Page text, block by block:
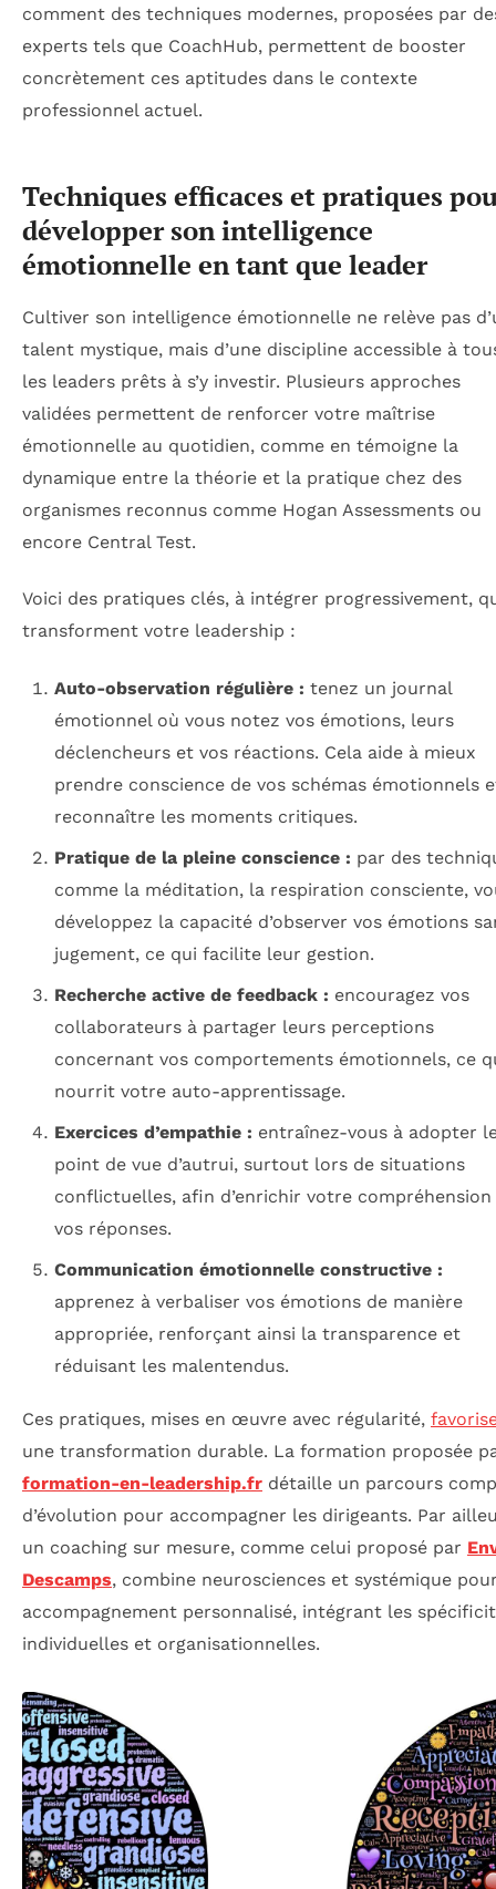
comment des techniques modernes, proposées par
experts tels que CoachHub, permettent de booster
concrètement ces aptitudes dans le contexte
professionnel actuel.
Techniques efficaces et pratiques
développer son intelligence
émotionnelle en tant que leader
Cultiver son intelligence émotionnelle ne relève pas
talent mystique, mais d’une discipline accessible à
les leaders prêts à s’y investir. Plusieurs approches
validées permettent de renforcer votre maîtrise
émotionnelle au quotidien, comme en témoigne la
dynamique entre la théorie et la pratique chez des
organismes reconnus comme Hogan Assessments ou
encore Central Test.
Voici des pratiques clés, à intégrer progressivement,
transforment votre leadership :
Auto-observation régulière : tenez un journal
émotionnel où vous notez vos émotions, leurs
déclencheurs et vos réactions. Cela aide à mieux
prendre conscience de vos schémas émotionnels
reconnaître les moments critiques.
Pratique de la pleine conscience : par des
comme la méditation, la respiration consciente,
développez la capacité d’observer vos émotions
jugement, ce qui facilite leur gestion.
Recherche active de feedback : encouragez vos
collaborateurs à partager leurs perceptions
concernant vos comportements émotionnels, ce
nourrit votre auto-apprentissage.
Exercices d’empathie : entraînez-vous à adopter
point de vue d’autrui, surtout lors de situations
conflictuelles, afin d’enrichir votre
vos réponses.
Communication émotionnelle constructive :
apprenez à verbaliser vos émotions de manière
appropriée, renforçant ainsi la transparence et
réduisant les malentendus.
Ces pratiques, mises en œuvre avec régularité,
une transformation durable. La formation proposée
formation-en-leadership.fr détaille un parcours
d’évolution pour accompagner les dirigeants. Par
un coaching sur mesure, comme celui proposé par
Descamps, combine neurosciences et systémique
accompagnement personnalisé, intégrant les
individuelles et organisationnelles.